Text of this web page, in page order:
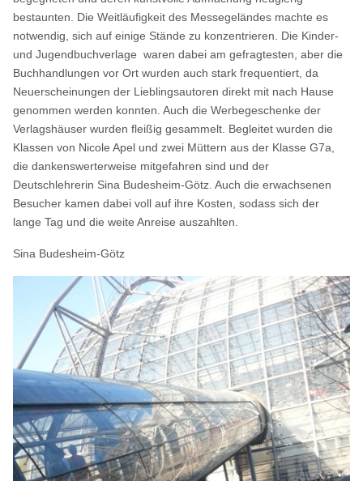
bestaunten. Die Weitläufigkeit des Messegeländes machte es
notwendig, sich auf einige Stände zu konzentrieren. Die Kinder-
und Jugendbuchverlage waren dabei am gefragtesten, aber die
Buchhandlungen vor Ort wurden auch stark frequentiert, da
Neuerscheinungen der Lieblingsautoren direkt mit nach Hause
genommen werden konnten. Auch die Werbegeschenke der
Verlagshäuser wurden fleißig gesammelt. Begleitet wurden die
Klassen von Nicole Apel und zwei Müttern aus der Klasse G7a,
die dankenswerterweise mitgefahren sind und der
Deutschlehrerin Sina Budesheim-Götz. Auch die erwachsenen
Besucher kamen dabei voll auf ihre Kosten, sodass sich der
lange Tag und die weite Anreise auszahlten.
Sina Budesheim-Götz